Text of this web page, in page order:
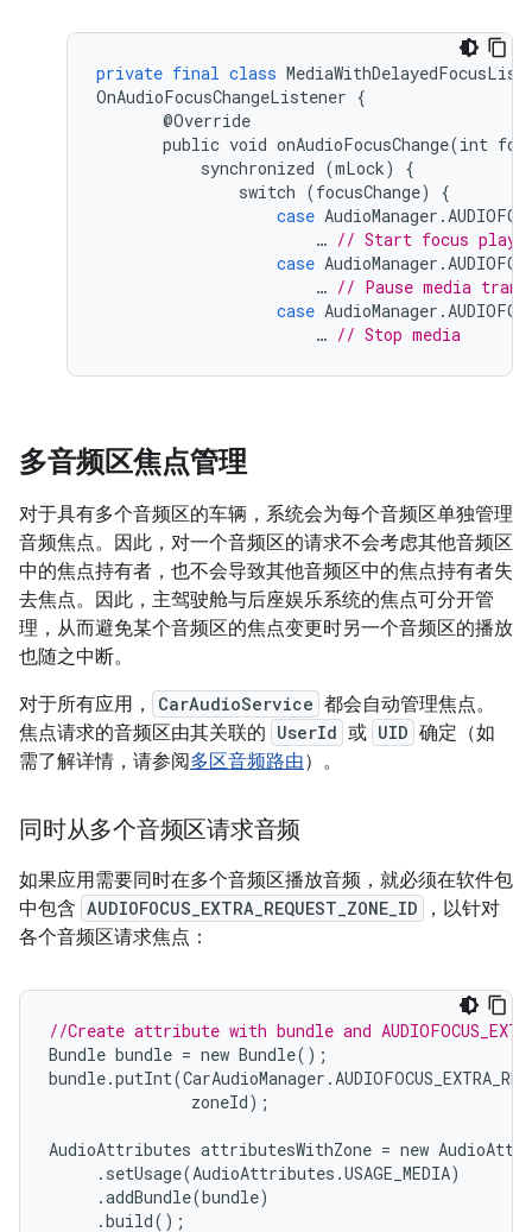
private final class
OnAudioFocusChangeListener {
@Override
public void onAudioFocusChange(int
synchronized (mLock)
{
switch (focusChange)
{
case AudioManager .
… // Start focus
case AudioManager .
… // Pause media
case AudioManager .
… // Stop media
多音频区焦点管理
对于具有多个音频区的车辆，系统会为每个音频区单独管理
音频焦点。因此，对一个音频区的请求不会考虑其他音频区
中的焦点持有者，也不会导致其他音频区中的焦点持有者失
去焦点。因此，主驾驶舱与后座娱乐系统的焦点可分开管
理，从而避免某个音频区的焦点变更时另一个音频区的播放
也随之中断。
对于所有应用，
CarAudioService 都会自动管理焦点。
焦点请求的音频区由其关联的 UserId 或 UID 确定（如
需了解详情，请参阅多区音频路由）。
同时从多个音频区请求音频
如果应用需要同时在多个音频区播放音频，就必须在软件包
中包含 AUDIOFOCUS_EXTRA_REQUEST_ZONE_ID
，以针对
各个音频区请求焦点：
//Create attribute with bundle and
Bundle bundle = new Bundle();
bundle.putInt(CarAudioManager .
zoneId);
AudioAttributes attributesWithZone = new
. setUsage(AudioAttributes .USAGE_MEDIA)
.addBundle(bundle)
.build();